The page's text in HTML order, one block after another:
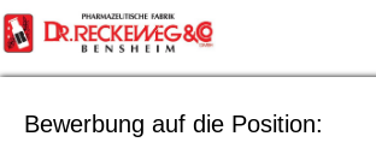
Bewerbung auf die Position: